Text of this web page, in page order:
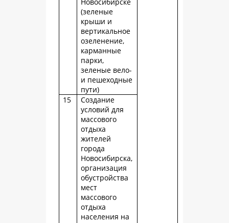
(зеленые
крыши и
вертикальное
озеленение,
карманные
парки,
зеленые вело-
и пешеходные
пути)
15
Создание
условий для
массового
отдыха
жителей
города
Новосибирска,
организация
обустройства
мест
массового
отдыха
населения на